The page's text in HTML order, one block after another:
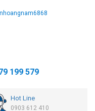
199 579
Hot Line
0903 612 410